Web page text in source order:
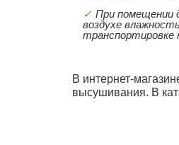
При помещении
воздухе
транспортировке
В интернет-
высушивания. В